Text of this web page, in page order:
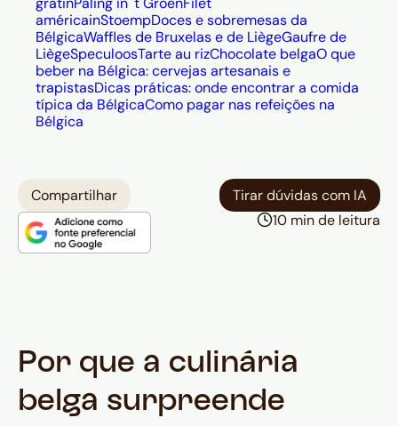
caramelizados), além do chocolate
artesanal de marcas como Godiva,
Neuhaus e Leônidas.
A Bélgica também é referência
mundial em cervejas: com mais de
e lambic estão entre os mais
respeitados do mundo.
américainStoempDoces e sobremesas da
BélgicaWaffles de Bruxelas e de LiègeGaufre de
LiègeSpeculoosTarte au rizChocolate belgaO que
beber na Bélgica: cervejas artesanais e
trapistasDicas práticas: onde encontrar a comida
típica da BélgicaComo pagar nas refeições na
Bélgica
Compartilhar
Tirar dúvidas com IA
10 min de leitura
Por que a culinária
belga surpreende